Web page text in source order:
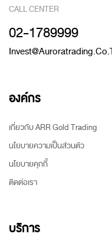
CALL CENTER
02-1789999
องค์กร
เกี่ยวกับ ARR Gold Trading
นโยบายความเป็นส่วนตัว
นโยบายคุกกี้
ติดต่อเรา
บริการ